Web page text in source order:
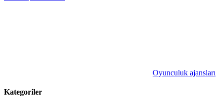
Oyunculuk ajansları
Kategoriler